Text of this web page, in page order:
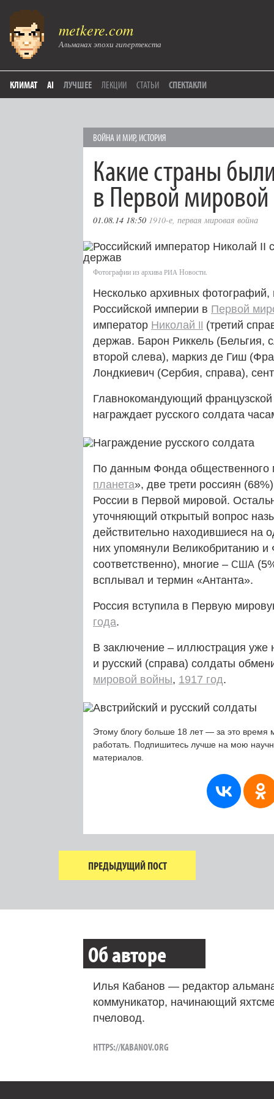
metkere.com
Альманах эпохи гипертекста
КЛИМАТ AI ЛУЧШЕЕ ЛЕКЦИИ СТАТЬИ СПЕКТАКЛИ
ВОЙНА И МИР, ИСТОРИЯ
Какие страны
в Первой
01.08.14 18:50 1910-е, первая мировая война
Фотографии из архива РИА Новости.
Несколько архивных
Российской империи в Первой
император Николай II (третий
держав. Барон Риккель (Бельгия,
второй слева), маркиз де Гиш
Лондкиевич (Сербия, справа),
Главнокомандующий
награждает русского солдата
По данным Фонда общественного
планета», две трети россиян
России в Первой мировой.
уточняющий открытый вопрос
действительно находившиеся на
них упомянули Великобританию
соответственно), многие – США
всплывал и термин «Антанта».
Россия вступила в Первую
года.
В заключение – иллюстрация уже
и русский (справа) солдаты
мировой войны, 1917 год.
Этому блогу больше 18 лет — за это время
работать. Подпишитесь лучше на мою
материалов.
ПРЕДЫДУЩИЙ ПОСТ
Об авторе
Илья Кабанов — редактор
коммуникатор, начинающий
пчеловод.
HTTPS://KABANOV.ORG